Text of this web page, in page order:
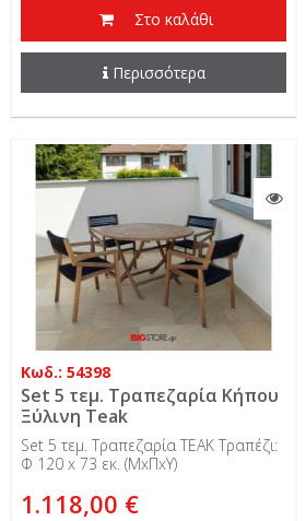
Στο καλάθι
Περισσότερα
Κωδ.: 54398
Set 5 τεμ. Τραπεζαρία Κήπου
Ξύλινη Teak
Set 5 τεμ. Τραπεζαρία TEAK Τραπέζι:
Φ 120 x 73 εκ. (ΜxΠxΥ)
1.118,00 €